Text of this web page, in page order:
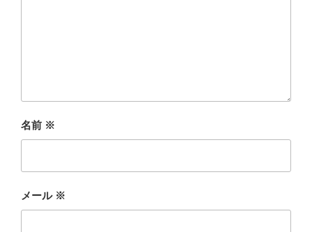
名前 ※
メール ※